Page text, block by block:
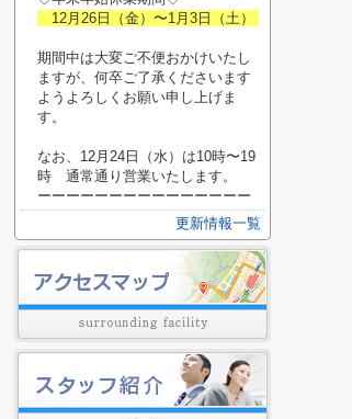
12月26日（金）〜1月3日（土）
期間中は大変ご不便おかけいたし
ますが、何卒ご了承くださいます
ようよろしくお願い申し上げま
す。
なお、12月24日（水）は10時〜19
時 通常通り営業いたします。
ーーーーーーーーーーーーーーー
更新情報一覧